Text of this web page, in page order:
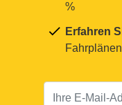
%
Erfahren
Fahrplänen